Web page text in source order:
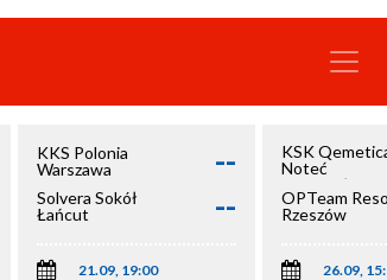
KKS Polonia
Warszawa
--
Solvera Sokół
Łańcut
--
21.09, 19:00
KSK
Noteć
Inowrocław
OPTeam
Rzeszów
26.09,